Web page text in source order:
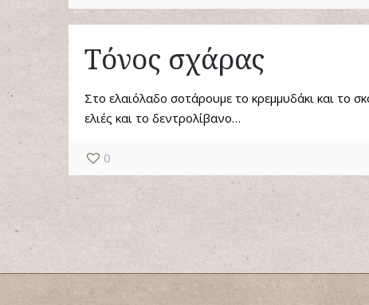
Τόνος σχάρας
Στο ελαιόλαδο σοτάρουμε το κρεμμυδάκι και το
ελιές και το δεντρολίβανο…
0